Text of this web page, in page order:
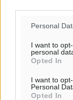
Personal
I want to
personal
Opted In
I want to
Personal
Opted In